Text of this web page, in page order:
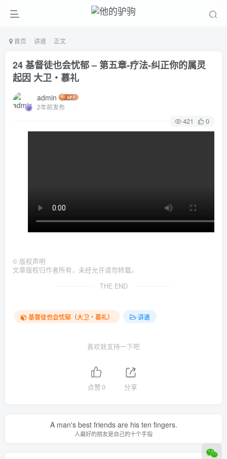
首页 讲道 正文
24 基督徒也会忧郁 – 第五章-疗法-纠正你的属灵
起因 大卫‧慕礼
admin
2年前发布
421 0
© 版权声明
文章版权归作者所有，未经允许请勿转载。
THE END
基督徒也会忧郁（大卫‧慕礼） 讲道
喜欢就支持一下吧
点赞0 分享
A man's best friends are his ten fingers.
人最好的朋友是自己的十个手指